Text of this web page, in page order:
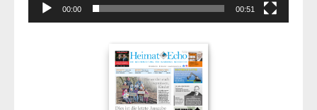
00:00 00:51